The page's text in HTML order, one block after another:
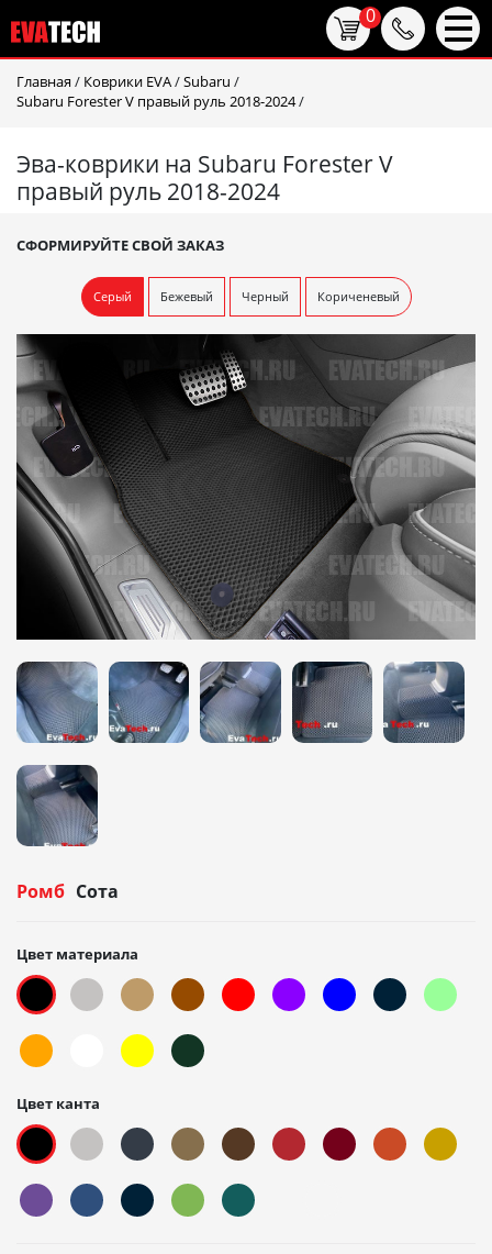
Главная / Коврики EVA/Subaru /
Subaru Forester V правый руль 2018-2024/
Эва-коврики на Subaru Forester V
правый руль 2018-2024
СФОРМИРУЙТЕ СВОЙ ЗАКАЗ
Серый Бежевый Черный Кориченевый
Ромб Сота
Цвет материала
Цвет канта
0